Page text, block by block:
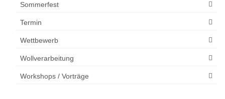
Sommerfest
Termin
Wettbewerb
Wollverarbeitung
Workshops / Vorträge